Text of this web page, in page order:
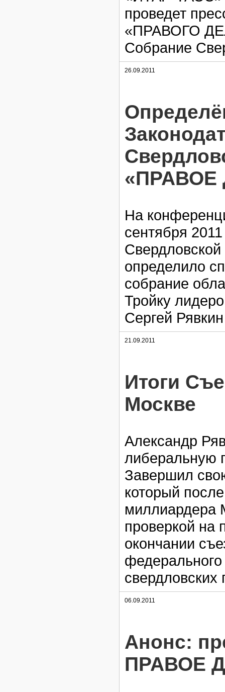
проведет
«ПРАВОГО
Собрание
26.09.2011
«ПРАВОЕ
На
сентября
определило
собрание
Тройку
Сергей
21.09.2011
Итоги
Москве
Александр
либеральную
Завершил
который
миллиардера
проверкой на
окончании
06.09.2011
Анонс:
ПРАВОЕ